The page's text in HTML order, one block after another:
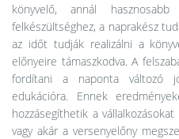
könyvelő, annál
felkészültséghez, a naprakész
az időt tudják realizálni a
előnyeire támaszkodva. A
fordítani a naponta változó
edukációra. Ennek
hozzásegíthetik a
vagy akár a versenyelőny